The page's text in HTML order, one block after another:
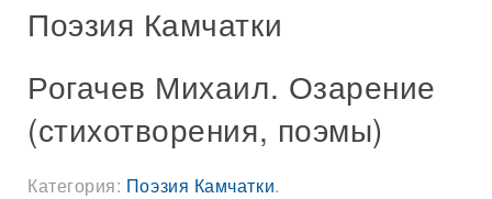
Поэзия Камчатки
Рогачев Михаил. Озарение
(стихотворения, поэмы)
Категория: Поэзия Камчатки.